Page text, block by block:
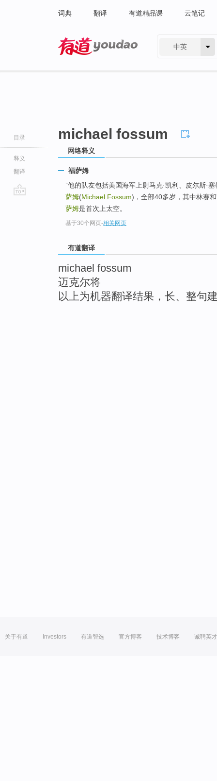
词典 翻译 有道精品课 云笔记
中英
目录
释义
翻译
michael fossum
网络释义
福萨姆
”他的队友包括美国海军上尉马克·凯利、皮尔斯·
萨姆(Michael Fossum)，全部40多岁，其中林赛
萨姆是首次上太空。
基于30个网页-相关网页
有道翻译
michael fossum
迈克尔将
以上为机器翻译结果，长、整句
关于有道 Investors 有道智选 官方博客 技术博客 诚聘英才